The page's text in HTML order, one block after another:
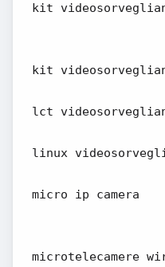
kit
kit
lct
linux
micro ip camera
microtelecamere